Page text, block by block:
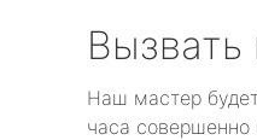
Вызвать
Наш мастер
часа совершенно